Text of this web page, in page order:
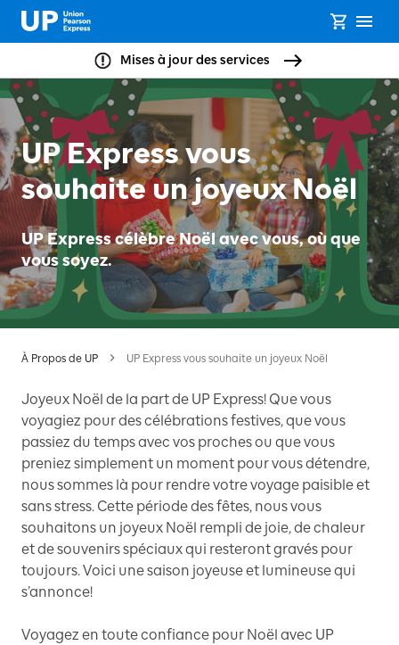
Mises à jour des services
UP Express vous
souhaite un joyeux Noël
UP Express célèbre Noël avec vous, où que
vous soyez.
À Propos de UP UP Express vous souhaite un joyeux Noël
Joyeux Noël de la part de UP Express! Que vous
voyagiez pour des célébrations festives, que vous
passiez du temps avec vos proches ou que vous
preniez simplement un moment pour vous détendre,
nous sommes là pour rendre votre voyage paisible et
sans stress. Cette période des fêtes, nous vous
souhaitons un joyeux Noël rempli de joie, de chaleur
et de souvenirs spéciaux qui resteront gravés pour
toujours. Voici une saison joyeuse et lumineuse qui
s’annonce!
Voyagez en toute confiance pour Noël avec UP